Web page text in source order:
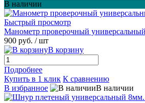
В наличии
Быстрый просмотр
Манометр проверочный
900 руб. / шт
В корзину
Подробнее
Купить в 1 клик К сравнению
В избранное
В наличии